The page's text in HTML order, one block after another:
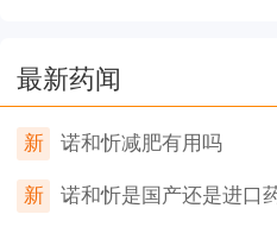
最新药闻
新 诺和忻减肥有用吗
新 诺和忻是国产还是进口